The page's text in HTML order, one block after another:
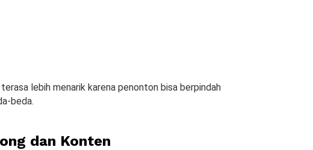
lebih menarik karena penonton bisa berpindah
beda.
dan Konten